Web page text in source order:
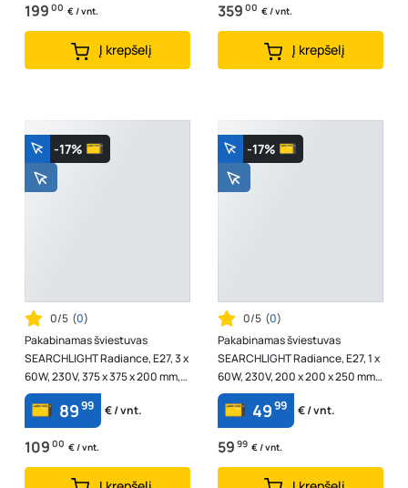
199 00 € / vnt.
Į krepšelį
359 00 € / vnt.
Į krepšelį
-17%
0/5 (0)
Pakabinamas šviestuvas
SEARCHLIGHT Radiance, E27, 3 x
60W, 230V, 375 x 375 x 200 mm,
44521CP
8999 € / vnt.
109 00 € / vnt.
-17%
0/5 (0)
Pakabinamas šviestuvas
SEARCHLIGHT Radiance, E27, 1 x
60W, 230V, 200 x 200 x 250 mm,
maksimalus aukštis 1200 mm,
44520CP
4999 € / vnt.
59 99 € / vnt.